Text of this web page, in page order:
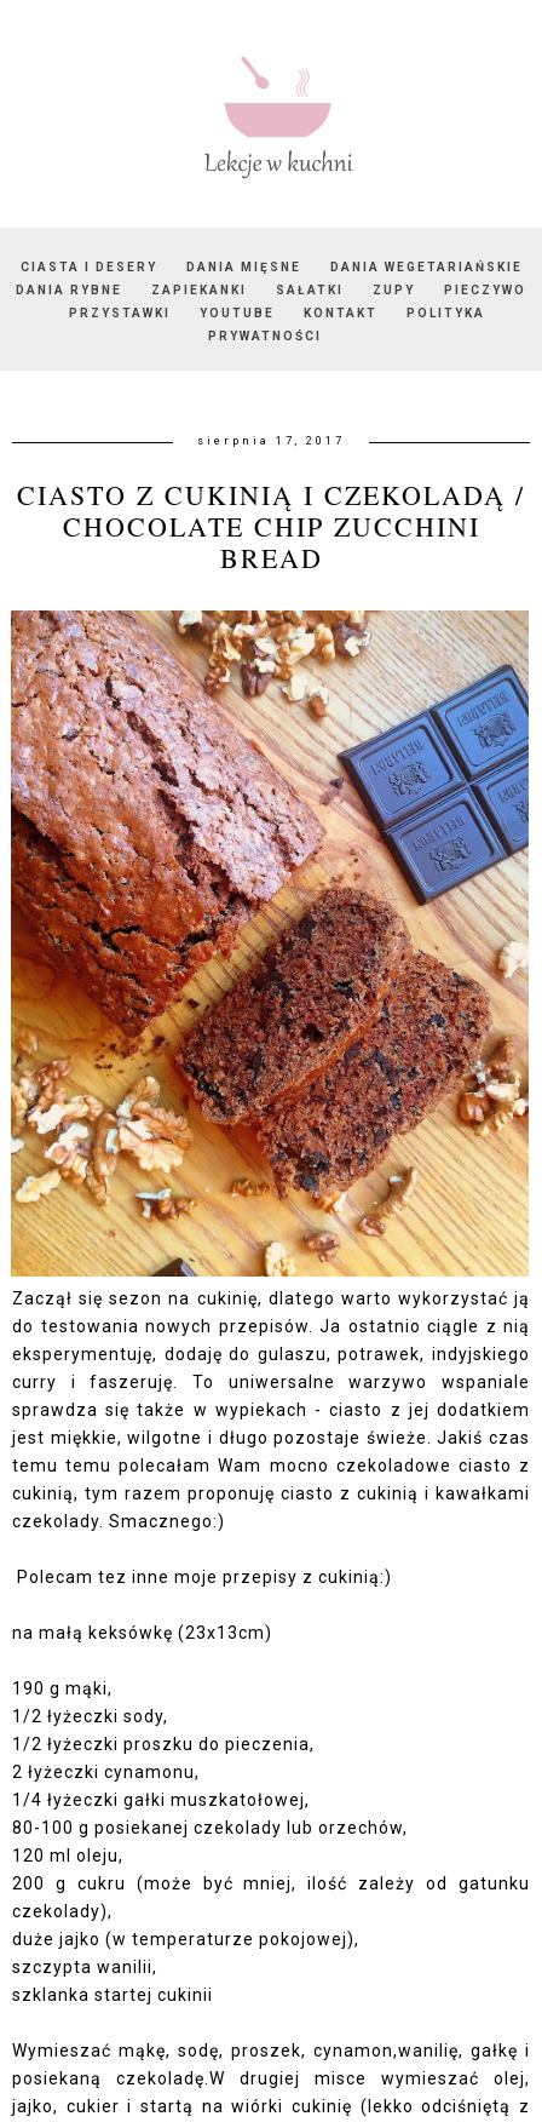
CIASTA I DESERY DANIA MIĘSNE
DANIA WEGETARIAŃSKIE
DANIA RYBNE
ZAPIEKANKI SAŁATKI ZUPY
PIECZYWO
PRZYSTAWKI
YOUTUBE KONTAKT
POLITYKA
PRYWATNOŚCI
sierpnia 17, 2017
CIASTO Z CUKINIĄ I CZEKOLADĄ /
CHOCOLATE CHIP ZUCCHINI
BREAD
Zaczął się sezon na cukinię, dlatego warto wykorzystać ją
do testowania nowych przepisów. Ja ostatnio ciągle z nią
eksperymentuję, dodaję do gulaszu, potrawek, indyjskiego
curry i faszeruję. To uniwersalne warzywo wspaniale
sprawdza się także w wypiekach - ciasto z jej dodatkiem
jest miękkie, wilgotne i długo pozostaje świeże. Jakiś czas
temu temu polecałam Wam mocno czekoladowe ciasto z
cukinią, tym razem proponuję ciasto z cukinią i kawałkami
czekolady. Smacznego:)
Polecam tez inne moje przepisy z cukinią:)
na małą keksówkę (23x13cm)
190 g mąki,
1/2 łyżeczki sody,
1/2 łyżeczki proszku do pieczenia,
2 łyżeczki cynamonu,
1/4 łyżeczki gałki muszkatołowej,
80-100 g posiekanej czekolady lub orzechów,
120 ml oleju,
200 g cukru (może być mniej, ilość zależy od gatunku
czekolady),
duże jajko (w temperaturze pokojowej),
szczypta wanilii,
szklanka startej cukinii
Wymieszać mąkę, sodę, proszek, cynamon,wanilię, gałkę i
posiekaną czekoladę.W drugiej misce wymieszać olej,
jajko, cukier i startą na wiórki cukinię (lekko odciśniętą z